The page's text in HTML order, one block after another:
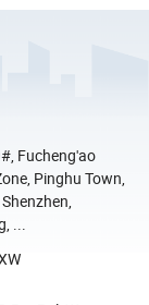
Fucheng'ao
Pinghu Town,
...